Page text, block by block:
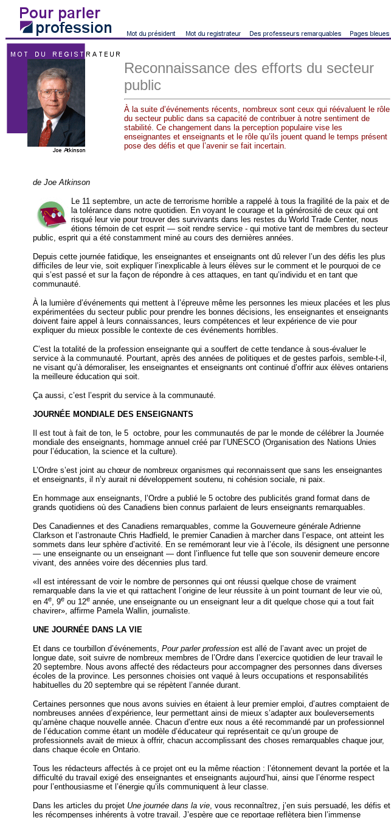
Reconnaissance des efforts du secteur
public
À la suite d’événements récents, nombreux sont ceux qui réévaluent le rôle
du secteur public dans sa capacité de contribuer à notre sentiment de
stabilité. Ce changement dans la perception populaire vise les
enseignantes et enseignants et le rôle qu’ils jouent quand le temps présent
pose des défis et que l’avenir se fait incertain.
de Joe Atkinson
Le 11 septembre, un acte de terrorisme horrible a rappelé à tous la fragilité de la paix et de
la tolérance dans notre quotidien. En voyant le courage et la générosité de ceux qui ont
risqué leur vie pour trouver des survivants dans les restes du World Trade Center, nous
étions témoin de cet esprit — soit rendre service - qui motive tant de membres du secteur
public, esprit qui a été constamment miné au cours des dernières années.
Depuis cette journée fatidique, les enseignantes et enseignants ont dû relever l’un des défis les plus
difficiles de leur vie, soit expliquer l’inexplicable à leurs élèves sur le comment et le pourquoi de ce
qui s’est passé et sur la façon de répondre à ces attaques, en tant qu’individu et en tant que
communauté.
À la lumière d’événements qui mettent à l’épreuve même les personnes les mieux placées et les plus
expérimentées du secteur public pour prendre les bonnes décisions, les enseignantes et enseignants
doivent faire appel à leurs connaissances, leurs compétences et leur expérience de vie pour
expliquer du mieux possible le contexte de ces événements horribles.
C’est la totalité de la profession enseignante qui a souffert de cette tendance à sous-évaluer le
service à la communauté. Pourtant, après des années de politiques et de gestes parfois, semble-t-il,
ne visant qu’à démoraliser, les enseignantes et enseignants ont continué d’offrir aux élèves ontariens
la meilleure éducation qui soit.
Ça aussi, c’est l’esprit du service à la communauté.
JOURNÉE MONDIALE DES ENSEIGNANTS
Il est tout à fait de ton, le 5 octobre, pour les communautés de par le monde de célébrer la Journée
mondiale des enseignants, hommage annuel créé par l’UNESCO (Organisation des Nations Unies
pour l’éducation, la science et la culture).
L’Ordre s’est joint au chœur de nombreux organismes qui reconnaissent que sans les enseignantes
et enseignants, il n’y aurait ni développement soutenu, ni cohésion sociale, ni paix.
En hommage aux enseignants, l’Ordre a publié le 5 octobre des publicités grand format dans de
grands quotidiens où des Canadiens bien connus parlaient de leurs enseignants remarquables.
Des Canadiennes et des Canadiens remarquables, comme la Gouverneure générale Adrienne
Clarkson et l’astronaute Chris Hadfield, le premier Canadien à marcher dans l’espace, ont atteint les
sommets dans leur sphère d’activité. En se remémorant leur vie à l’école, ils désignent une personne
— une enseignante ou un enseignant — dont l’influence fut telle que son souvenir demeure encore
vivant, des années voire des décennies plus tard.
«Il est intéressant de voir le nombre de personnes qui ont réussi quelque chose de vraiment
remarquable dans la vie et qui rattachent l’origine de leur réussite à un point tournant de leur vie où,
en 4e, 9e ou 12e année, une enseignante ou un enseignant leur a dit quelque chose qui a tout fait
chavirer», affirme Pamela Wallin, journaliste.
UNE JOURNÉE DANS LA VIE
Et dans ce tourbillon d’événements, Pour parler profession est allé de l’avant avec un projet de
longue date, soit suivre de nombreux membres de l’Ordre dans l’exercice quotidien de leur travail le
20 septembre. Nous avons affecté des rédacteurs pour accompagner des personnes dans diverses
écoles de la province. Les personnes choisies ont vaqué à leurs occupations et responsabilités
habituelles du 20 septembre qui se répètent l’année durant.
Certaines personnes que nous avons suivies en étaient à leur premier emploi, d’autres comptaient de
nombreuses années d’expérience, leur permettant ainsi de mieux s’adapter aux bouleversements
qu’amène chaque nouvelle année. Chacun d’entre eux nous a été recommandé par un professionnel
de l’éducation comme étant un modèle d’éducateur qui représentait ce qu’un groupe de
professionnels avait de mieux à offrir, chacun accomplissant des choses remarquables chaque jour,
dans chaque école en Ontario.
Tous les rédacteurs affectés à ce projet ont eu la même réaction : l’étonnement devant la portée et la
difficulté du travail exigé des enseignantes et enseignants aujourd’hui, ainsi que l’énorme respect
pour l’enthousiasme et l’énergie qu’ils communiquent à leur classe.
Dans les articles du projet Une journée dans la vie, vous reconnaîtrez, j’en suis persuadé, les défis et
les récompenses inhérents à votre travail. J’espère que ce reportage reflètera bien l’immense